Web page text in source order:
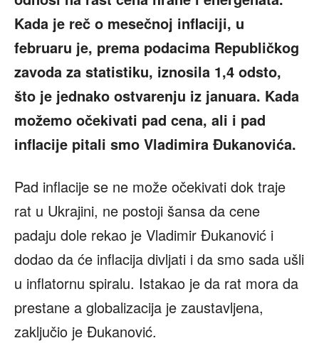
Kada je reč o mesečnoj inflaciji, u
februaru je, prema podacima Republičkog
zavoda za statistiku, iznosila 1,4 odsto,
što je jednako ostvarenju iz januara. Kada
možemo očekivati pad cena, ali i pad
inflacije pitali smo Vladimira Đukanovića.
Pad inflacije se ne može očekivati dok traje
rat u Ukrajini, ne postoji šansa da cene
padaju dole rekao je Vladimir Đukanović i
dodao da će inflacija divljati i da smo sada ušli
u inflatornu spiralu. Istakao je da rat mora da
prestane a globalizacija je zaustavljena,
zaključio je Đukanović.